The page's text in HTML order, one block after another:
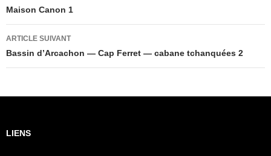
des
articles
Maison Canon 1
ARTICLE SUIVANT
Bassin d’Arcachon — Cap Ferret — cabane tchanquées 2
LIENS